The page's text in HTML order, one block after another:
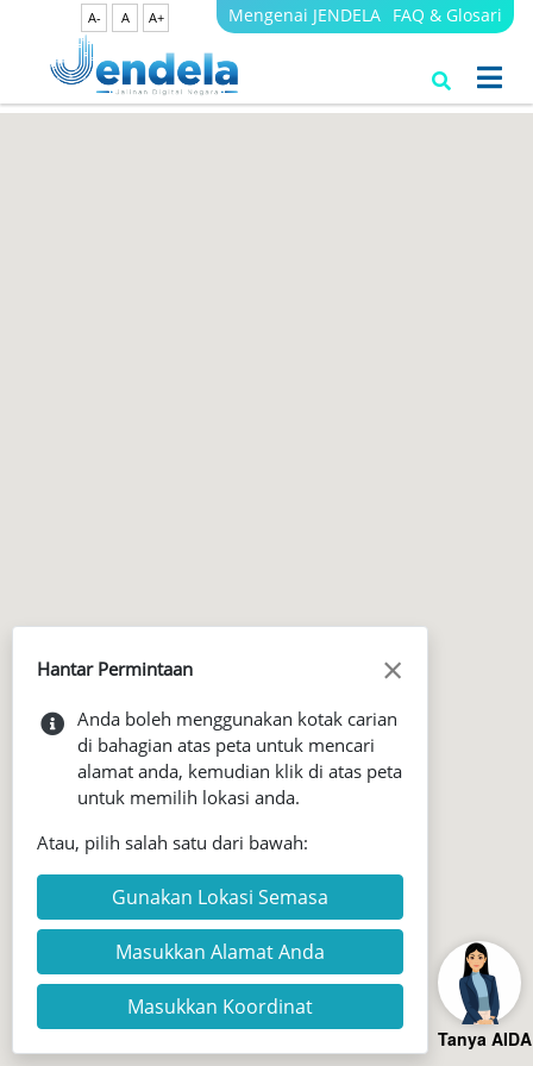
A- A A+ Mengenai JENDELA FAQ & Glosari
×
Hantar Permintaan
Anda boleh menggunakan kotak carian
di bahagian atas peta untuk mencari
alamat anda, kemudian klik di atas peta
untuk memilih lokasi anda.
Atau, pilih salah satu dari bawah:
Gunakan Lokasi Semasa
Masukkan Alamat Anda
Masukkan Koordinat